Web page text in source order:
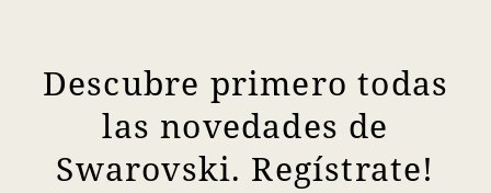
Descubre primero todas
las novedades de
Swarovski. Regístrate!